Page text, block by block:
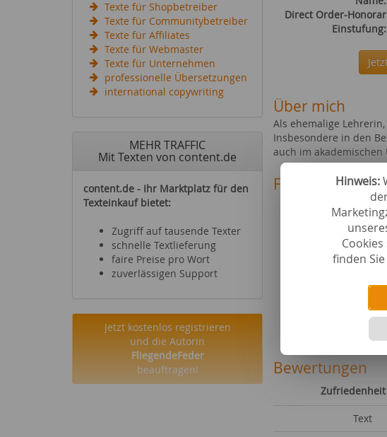
Hinweis:
finden
Texte für Shopbetreiber
Texte für Communitybetreiber
Texte für Affiliates
Texte für Webmaster
Texte für Unternehmen
professionelle Übersetzungen
international copywriting
MEHR TRAFFIC
Mit Texten von content.de
content.de - Ihr Marktplatz für den
Texteinkauf bietet:
Zugriff auf tausende Texter
schnelle Textlieferung
faire Preise pro Wort
zuverlässigen Support
Jetzt kostenlos registrieren
und die Autorin
FliegendeFeder
beauftragen!
Direct Order-Honorar
Einstufung:
Über mich
Als ehemalige
Insbesondere in den
auch im
Fachgebiete
Geldanlagen (z.B.
alternative Energien
Bewertungen
Text